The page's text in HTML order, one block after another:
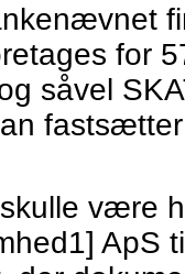
for
såvel
være
ApS